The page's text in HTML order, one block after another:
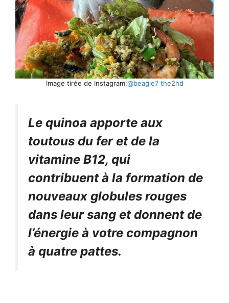
Image tirée de Instagram:@beagle7_the2nd
Le quinoa apporte aux
toutous du fer et de la
vitamine B12, qui
contribuent à la formation de
nouveaux globules rouges
dans leur sang et donnent de
l’énergie à votre compagnon
à quatre pattes.